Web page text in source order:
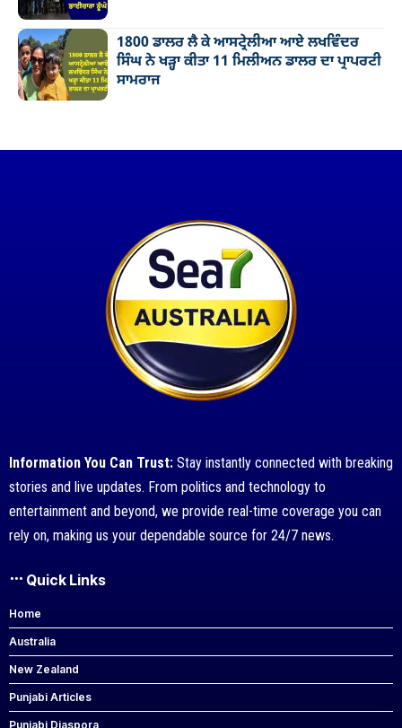
1800 ਡਾਲਰ ਲੈ ਕੇ ਆਸਟ੍ਰੇਲੀਆ ਆਏ ਲਖਵਿੰਦਰ
ਸਿੰਘ ਨੇ ਖੜ੍ਹਾ ਕੀਤਾ 11 ਮਿਲੀਅਨ ਡਾਲਰ ਦਾ ਪ੍ਰਾਪਰਟੀ
ਸਾਮਰਾਜ
Information You Can Trust: Stay instantly connected with breaking
stories and live updates. From politics and technology to
entertainment and beyond, we provide real-time coverage you can
rely on, making us your dependable source for 24/7 news.
Quick Links
Home
Australia
New Zealand
Punjabi Articles
Punjabi Diaspora